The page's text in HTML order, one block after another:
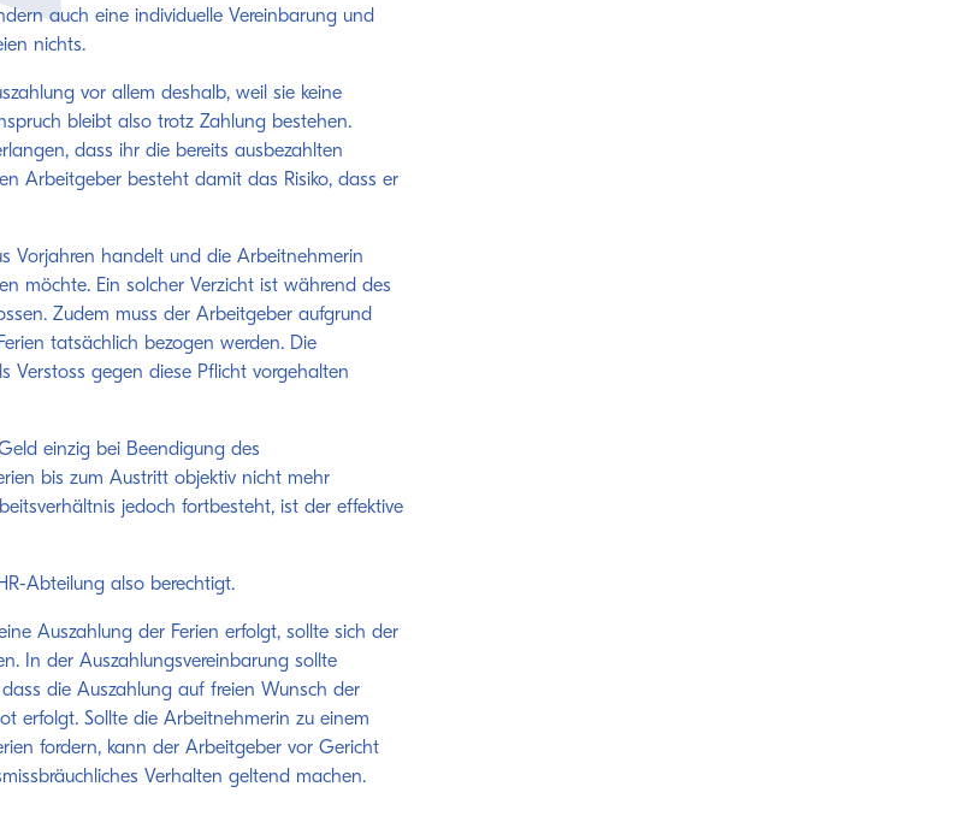
auch eine individuelle Vereinbarung und
nichts.
vor allem deshalb, weil sie keine
bleibt also trotz Zahlung bestehen.
dass ihr die bereits ausbezahlten
Arbeitgeber besteht damit das Risiko, dass er
Vorjahren handelt und die Arbeitnehmerin
möchte. Ein solcher Verzicht ist während des
Zudem muss der Arbeitgeber aufgrund
tatsächlich bezogen werden. Die
Verstoss gegen diese Pflicht vorgehalten
einzig bei Beendigung des
bis zum Austritt objektiv nicht mehr
jedoch fortbesteht, ist der effektive
Abteilung also berechtigt.
Auszahlung der Ferien erfolgt, sollte sich der
In der Auszahlungsvereinbarung sollte
die Auszahlung auf freien Wunsch der
erfolgt. Sollte die Arbeitnehmerin zu einem
fordern, kann der Arbeitgeber vor Gericht
Verhalten geltend machen.